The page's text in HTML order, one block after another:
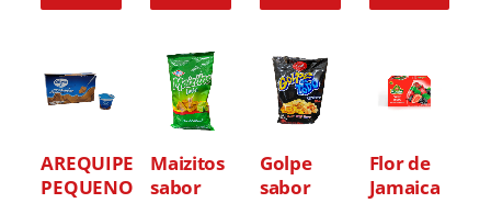
AREQUIPE
PEQUENO
Maizitos
sabor
Golpe
sabor
Flor de
Jamaica